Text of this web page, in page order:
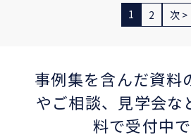
1 2 次 >
事例集を含んだ資料
やご相談、
見学会な
料で受付中で